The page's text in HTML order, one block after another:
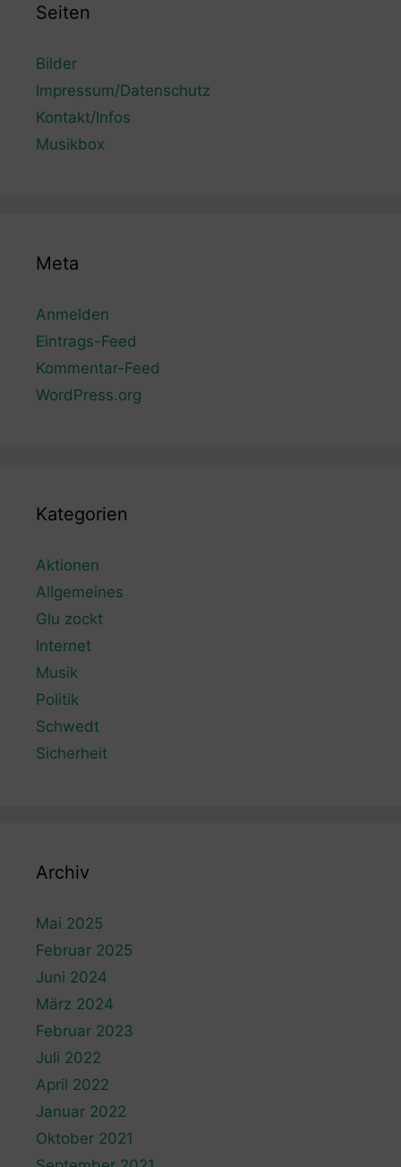
Seiten
Bilder
Impressum/Datenschutz
Kontakt/Infos
Musikbox
Meta
Anmelden
Eintrags-Feed
Kommentar-Feed
WordPress.org
Kategorien
Aktionen
Allgemeines
Glu zockt
Internet
Musik
Politik
Schwedt
Sicherheit
Archiv
Mai 2025
Februar 2025
Juni 2024
März 2024
Februar 2023
Juli 2022
April 2022
Januar 2022
Oktober 2021